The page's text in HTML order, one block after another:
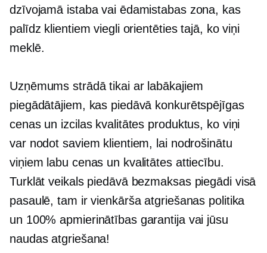
dzīvojamā istaba vai ēdamistabas zona, kas
palīdz klientiem viegli orientēties tajā, ko viņi
meklē.
Uzņēmums strādā tikai ar labākajiem
piegādātājiem, kas piedāvā konkurētspējīgas
cenas un izcilas kvalitātes produktus, ko viņi
var nodot saviem klientiem, lai nodrošinātu
viņiem labu cenas un kvalitātes attiecību.
Turklāt veikals piedāvā bezmaksas piegādi visā
pasaulē, tam ir vienkārša atgriešanas politika
un 100% apmierinātības garantija vai jūsu
naudas atgriešana!